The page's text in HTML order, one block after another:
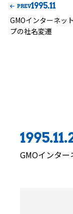
PREV1995.11
GMOインターネッ
プの社名変遷
GMOインタ